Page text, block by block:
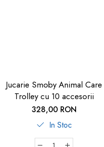
Jucarie Smoby Animal Care
Trolley cu 10 accesorii
328,00 RON
In Stoc